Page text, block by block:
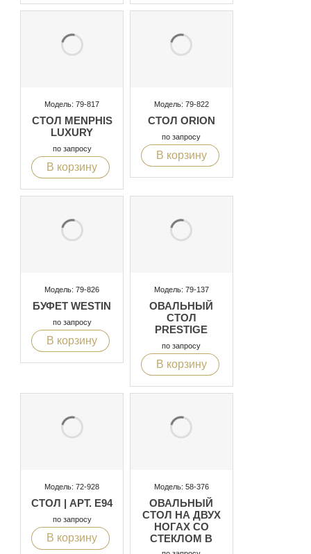
Модель: 79-817
СТОЛ MENPHIS
LUXURY
по запросу
В корзину
Модель: 79-822
СТОЛ ORION
по запросу
В корзину
Модель: 79-826
БУФЕТ WESTIN
по запросу
В корзину
Модель: 79-137
ОВАЛЬНЫЙ
СТОЛ
PRESTIGE
по запросу
В корзину
Модель: 72-928
СТОЛ | АРТ. E94
по запросу
В корзину
Модель: 58-376
ОВАЛЬНЫЙ
СТОЛ НА ДВУХ
НОГАХ СО
СТЕКЛОМ В
ЦЕНТРЕ